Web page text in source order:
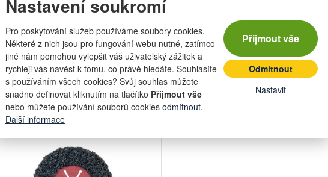
Nastavení soukromí
Pro poskytování služeb používáme soubory cookies.
Některé z nich jsou pro fungování webu nutné, zatímco
jiné nám pomohou vylepšit váš uživatelský zážitek a
rychleji vás navést k tomu, co právě hledáte. Souhlasíte
s používáním všech cookies? Svůj souhlas můžete
snadno definovat kliknutím na tlačítko Přijmout vše
nebo můžete používání souborů cookies odmítnout.
Další informace
Přijmout vše
Odmítnout
Nastavit
339,74 Kč
na dotaz 280,78 Kč bez DPH
Počet
kusů Přidat do košíku
311,44 Kč
na dotaz 257,39 Kč bez DPH
Počet
kusů Přidat do košíku
Brusný kotouč 115 mm C16